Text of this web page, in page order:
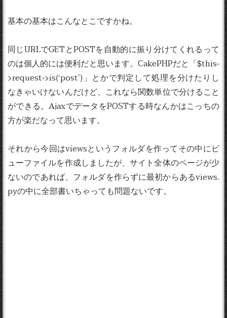
基本の基本はこんなとこですかね。
同じURLでGETとPOSTを自動的に振り分けてくれるって
のは個人的には便利だと思います。CakePHPだと「$this-
>request->is(‘post’)」とかで判定して処理を分けたりし
なきゃいけないんだけど、これなら関数単位で分けること
ができる。AjaxでデータをPOSTする時なんかはこっちの
方が楽だなって思います。
それから今回はviewsというフォルダを作ってその中にビ
ューファイルを作成しましたが、サイト全体のページが少
ないのであれば、フォルダを作らずに最初からあるviews.
pyの中に全部書いちゃっても問題ないです。